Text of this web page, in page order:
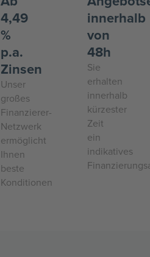
4,49
%
p.a.
Zinsen
Unser
großes
Finanzierer-
Netzwerk
ermöglicht
Ihnen
beste
Konditionen
innerhalb
von
48h
Sie
erhalten
innerhalb
kürzester
Zeit
ein
indikatives